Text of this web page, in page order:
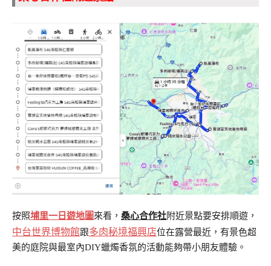
按照埔里一日遊地圖來看， 桑心合作社附近景點要安排順遊，
中台世界博物館跟多肉秘境福興店位在露營最近，有景色超
美的庭院與最室內DIY蠟燭香氛的活動能夠帶小朋友體驗。